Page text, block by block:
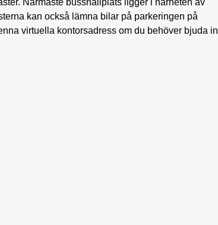
Närmaste busshållplats ligger i närheten av
kan också lämna bilar på parkeringen på
virtuella kontorsadress om du behöver bjuda in